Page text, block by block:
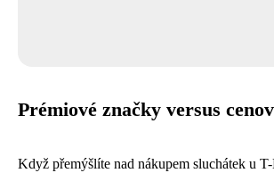
Prémiové značky versus
Když přemýšlíte nad nákupem sluchátek u